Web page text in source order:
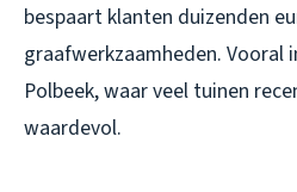
bespaart klanten duizenden
graafwerkzaamheden. Vooral
Polbeek, waar veel tuinen
waardevol.